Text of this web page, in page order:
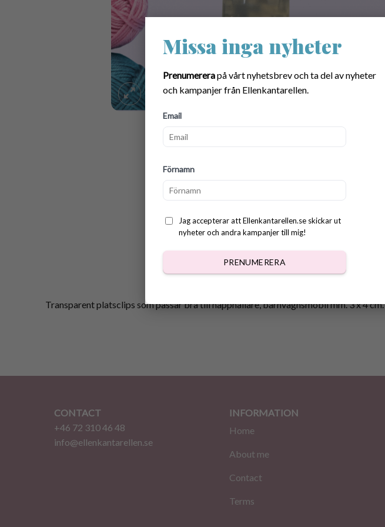
Missa inga nyheter
Prenumererapå vårt nyhetsbrev och ta del av nyheter
och kampanjer från Ellenkantarellen.
Email
Förnamn
Jag accepterar att Ellenkantarellen.se skickar ut
nyheter och andra kampanjer till mig!
PRENUMERERA
DESCRIPTION
Transparent platsclips som passar bra till napphållare, barnvagnsmobil mm. 3 x 4 cm.
CONTACT
+46 72 310 46 48
info@ellenkantarellen.se
INFORMATION
Home
About me
Contact
Terms